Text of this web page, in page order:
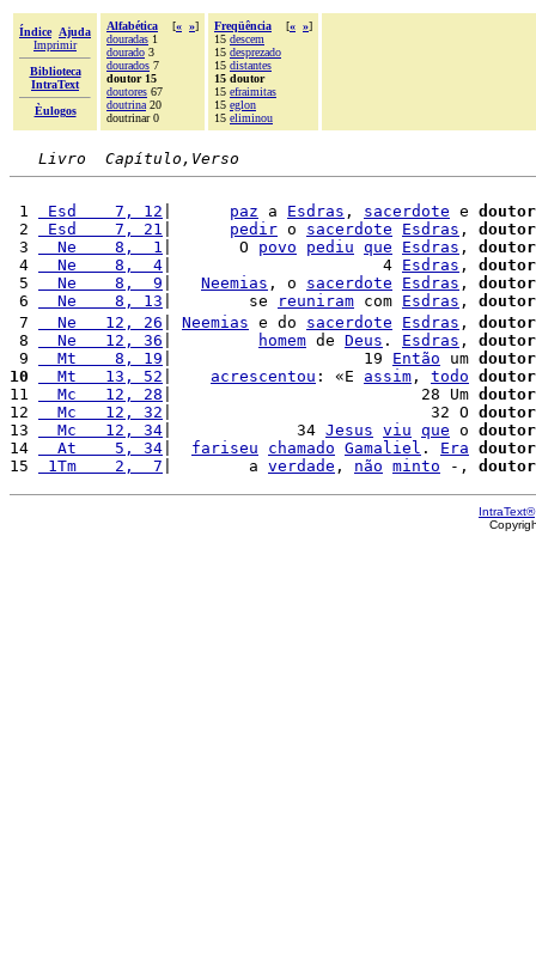
Índice
Ajuda
Imprimir
Biblioteca
IntraText
Èulogos
Alfabética [« »]
douradas 1
dourado 3
dourados 7
doutor 15
doutores 67
doutrina 20
doutrinar 0
Freqüência [« »]
15 descem
15 desprezado
15 distantes
15 doutor
15 efraimitas
15 eglon
15 eliminou
Livro  Capítulo,Verso
1 Esd    7, 12 paz a Esdras , sacerdote e doutor
2
Esd    7, 21 pedir o sacerdote Esdras , doutor
3
  Ne    8,  1
|       O povo pediu que Esdras , doutor
4
  Ne    8,  4
|                      4 Esdras , doutor
5
  Ne    8,  9
Neemias , o sacerdote Esdras , doutor
6
  Ne    8, 13
|        se reuniram com Esdras , doutor
7
  Ne   12, 26
Neemias e do sacerdote Esdras , doutor
8
  Ne   12, 36
homem de Deus . Esdras , doutor
9
  Mt    8, 19
|                    19 Então um doutor
10
  Mt   13, 52
acrescentou : «E assim , todo doutor
11
  Mc   12, 28
|                          28 Um doutor
12
  Mc   12, 32
|                           32 O doutor
13
  Mc   12, 34
|             34 Jesus viu que o doutor
14
  At    5, 34
fariseu chamado Gamaliel . Era doutor
15
1Tm    2,  7 |        a verdade , não minto -, doutor
IntraText®